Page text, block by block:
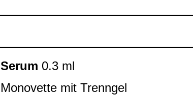
Serum 0.3 ml
Mono­vette mit Trenn­gel